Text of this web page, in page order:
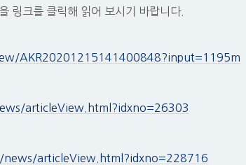
링크를 클릭해 읽어 보시기 바랍니다.
AKR20201215141400848?input=1195m
articleView.html?idxno=26303
articleView.html?idxno=228716